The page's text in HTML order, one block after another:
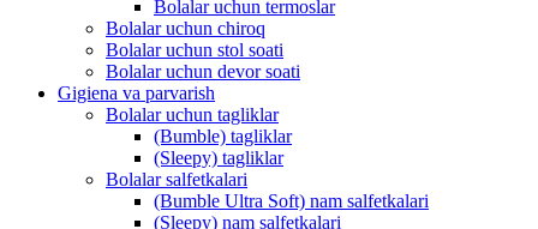
Bolalar uchun termoslar
Bolalar uchun chiroq
Bolalar uchun stol soati
Bolalar uchun devor soati
Gigiena va parvarish
Bolalar uchun tagliklar
(Bumble) tagliklar
(Sleepy) tagliklar
Bolalar salfetkalari
(Bumble Ultra Soft) nam salfetkalari
(Sleepy) nam salfetkalari